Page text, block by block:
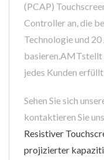
(PCAP)
Controller an, die
Technologie und
basieren.AMTstellt
jedes Kunden
Sehen Sie sich
kontaktieren Sie uns
Resistiver
projizierter